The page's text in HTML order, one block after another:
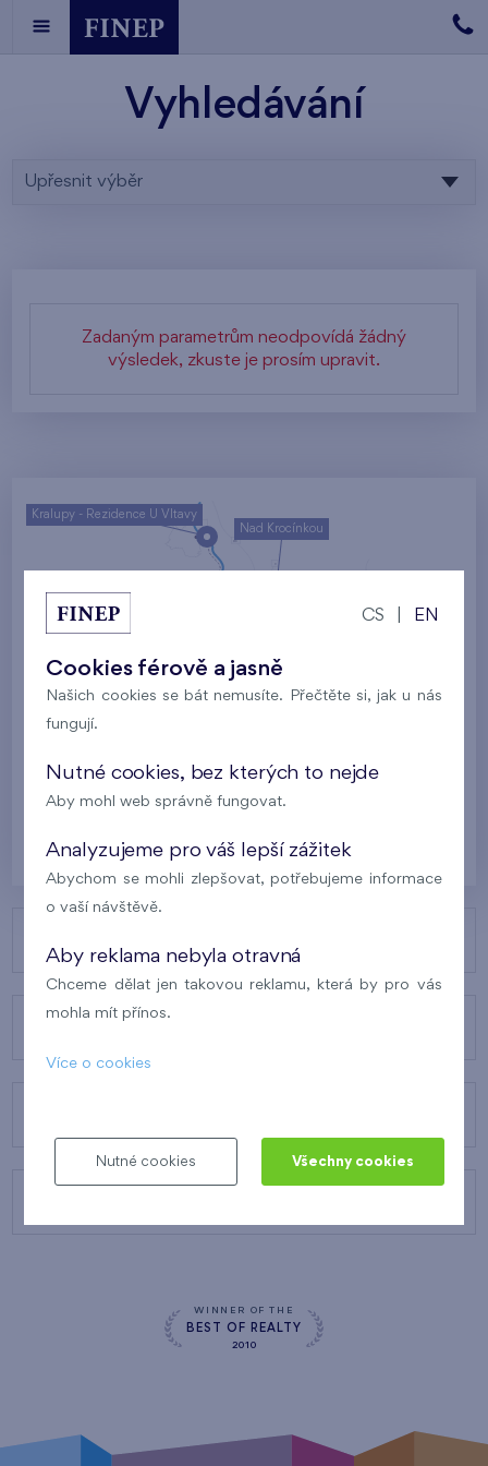
Vyhledávání
Upřesnit výběr
Zadaným parametrům neodpovídá žádný
výsledek, zkuste je prosím upravit.
Nad Krocínkou
Rodinné domy Britská čtvrť
Britská čtvrť
Kralupy - Rezidence U Vltavy
O FINEPU
WINNER OF THE
BEST OF REALTY
2010
CS EN
Cookies férově a jasně
Našich cookies se bát nemusíte. Přečtěte si, jak u nás
fungují.
Nutné cookies, bez kterých to nejde
Aby mohl web správně fungovat.
Analyzujeme pro váš lepší zážitek
Abychom se mohli zlepšovat, potřebujeme informace
o vaší návštěvě.
Aby reklama nebyla otravná
Chceme dělat jen takovou reklamu, která by pro vás
mohla mít přínos.
Více o cookies
Nutné cookies Všechny cookies